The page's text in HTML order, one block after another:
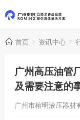
首页 资讯中心
广州高压油管
及需要注意的
广州市榕明液压器材